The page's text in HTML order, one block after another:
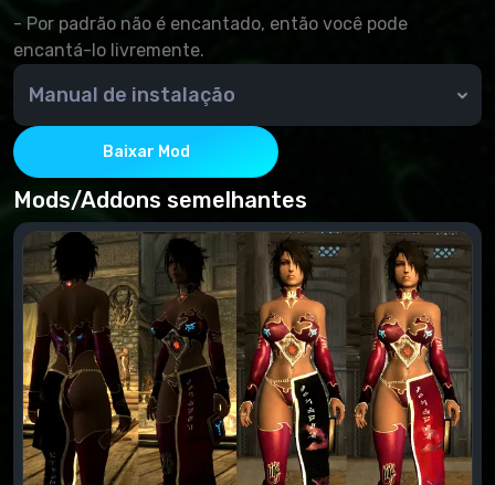
- Por padrão não é encantado, então você pode
encantá-lo livremente.
Manual de instalação
Por meio do NMM ou manualmente - copie o
conteúdo do arquivamento para a pasta de dados
Baixar Mod
Mods/Addons semelhantes